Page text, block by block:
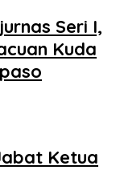
Seri I,
Kuda
Ketua